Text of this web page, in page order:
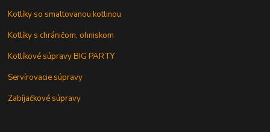
Kotlíky so smaltovanou kotlinou
Kotlíky s chráničom, ohniskom
Kotlíkové súpravy BIG PARTY
Servírovacie súpravy
Zabíjačkové súpravy